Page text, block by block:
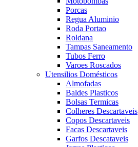
Porcas
Regua Aluminio
Roda Portao
Roldana
Tampas Saneamento
Tubos Ferro
Varoes Roscados
Utensilios Domésticos
Almofadas
Baldes Plasticos
Bolsas Termicas
Colheres Descartaveis
Copos Descartaveis
Facas Descartaveis
Garfos Descataveis